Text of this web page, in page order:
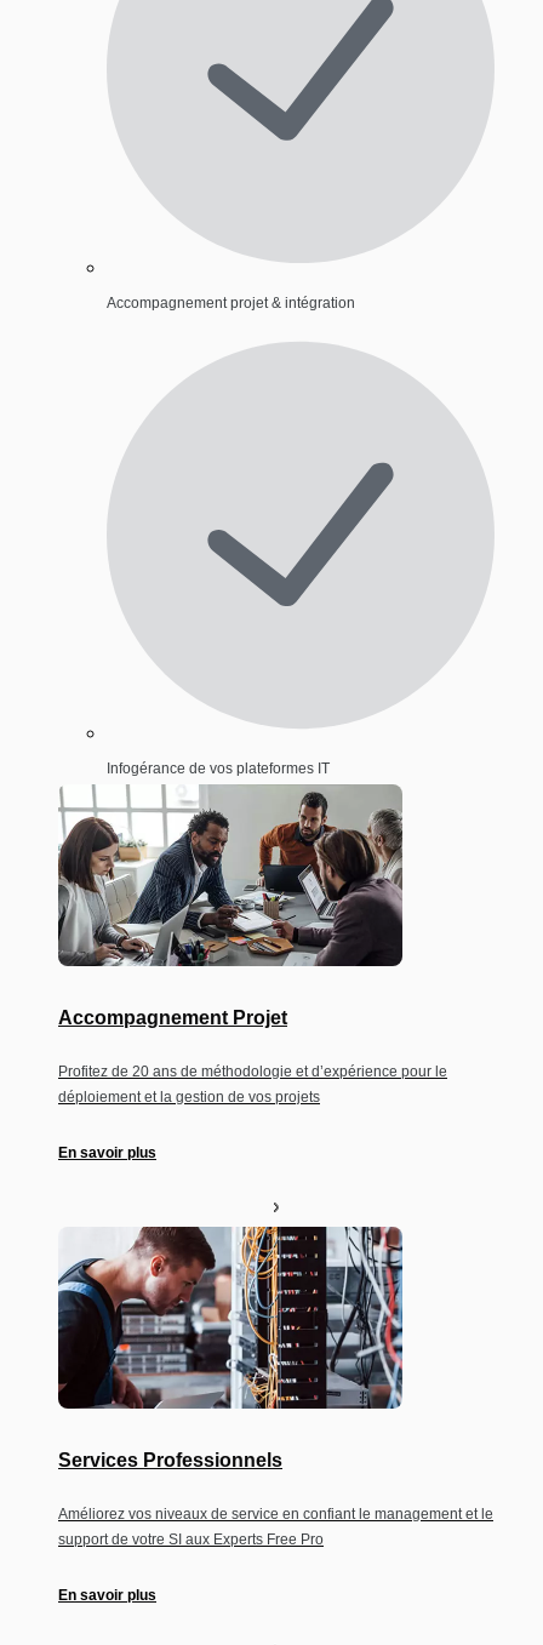
Accompagnement projet & intégration
Infogérance de vos plateformes IT
Accompagnement Projet
Profitez de 20 ans de méthodologie et d’expérience pour le
déploiement et la gestion de vos projets
En savoir plus
Services Professionnels
Améliorez vos niveaux de service en confiant le management et le
support de votre SI aux Experts Free Pro
En savoir plus